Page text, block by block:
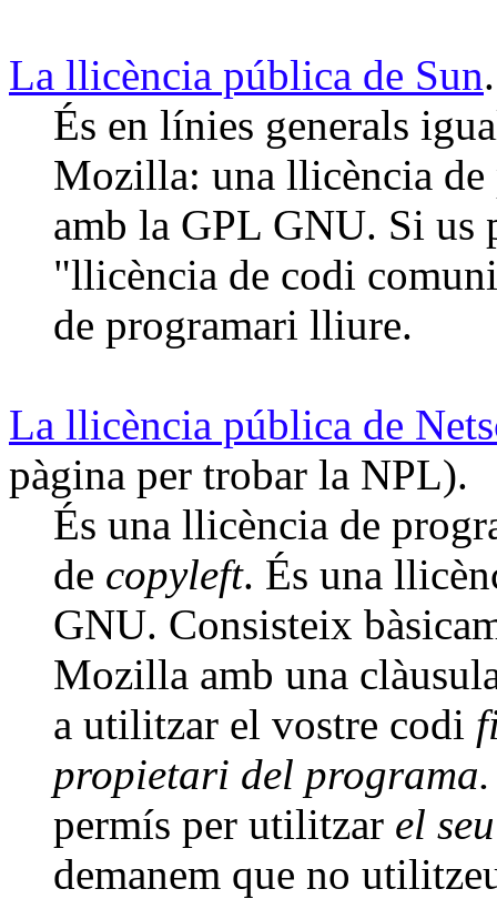
La llicència pública de Sun.
És en línies generals
Mozilla: una llicència
amb la GPL GNU. Si us
"llicència de codi
de programari lliure.
La llicència pública de
pàgina per trobar la NPL).
És una llicència de
de copyleft. És una
GNU. Consisteix
Mozilla amb una
a utilitzar el vostre codi
propietari del programa.
permís per utilitzar el seu
demanem que no